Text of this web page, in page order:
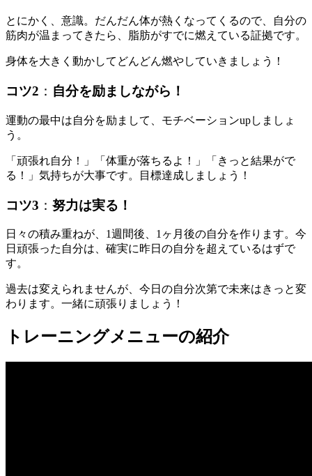
とにかく、意識。だんだん体が熱くなってくるので、
自分の
筋肉が温まってきたら、脂肪がすでに燃えている証拠です。
身体を大きく動かしてどんどん燃やしていきましょう！
コツ2 ： 自分を励ましながら！
運動の最中は自分を励まして、モチベーションupしましょ
う。
「頑張れ自分！」「体重が落ちるよ！」「きっと結果がで
る！」 気持ちが大事です。目標達成しましょう！
コツ3 ：努力は実る！
日々の積み重ねが、1週間後、1ヶ月後の自分を作ります。 今
日頑張った自分は、確実に昨日の自分を超えているはずで
す。
過去は変えられませんが、 今日の自分次第で未来はきっと変
わります。 一緒に頑張りましょう！
トレーニングメニューの紹介